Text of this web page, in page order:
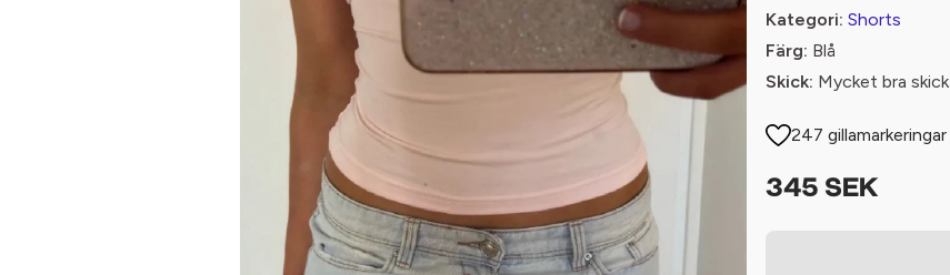
Kategori: Shorts
Färg: Blå
Skick: Mycket bra skick
247 gillamarkeringar
345 SEK